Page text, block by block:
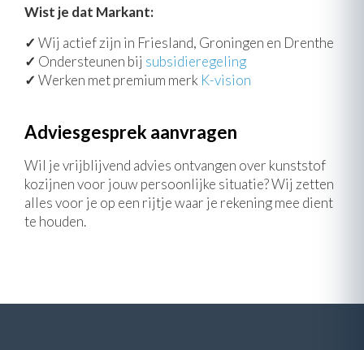
Wist je dat Markant:
✓ Wij actief zijn in Friesland, Groningen en Drenthe
✓ Ondersteunen bij subsidieregeling
✓ Werken met premium merk K-vision
Adviesgesprek aanvragen
Wil je vrijblijvend advies ontvangen over kunststof
kozijnen voor jouw persoonlijke situatie? Wij zetten
alles voor je op een rijtje waar je rekening mee dient
te houden.